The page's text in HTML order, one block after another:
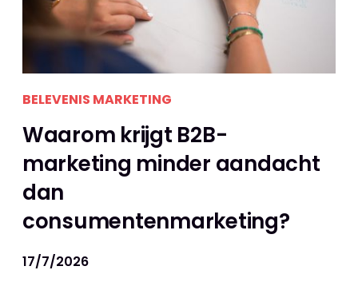
BELEVENIS MARKETING
Waarom krijgt B2B-
marketing minder aandacht
dan
consumentenmarketing?
17/7/2026